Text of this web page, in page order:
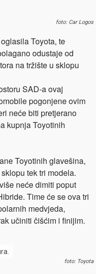
foto: Car Logos
Toyota, te
odustaje od
na tržište u sklopu
SAD-a ovaj
pogonjene ovim
neće biti pretjerano
kupnja Toyotinih
Toyotinih glavešina,
tek tri modela.
neće dimiti poput
Time će se ova tri
medvjeda,
učiniti čišćim i finijim.
foto: Toyota